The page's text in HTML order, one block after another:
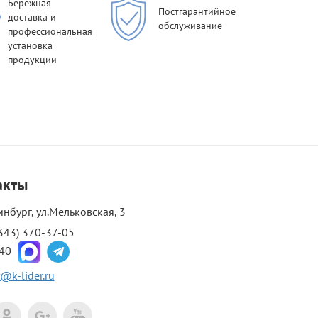
доставка и
профессиональная
установка
продукции
Постгарантийное
обслуживание
ул.Мельковская, 3
370-37-05
lider.ru